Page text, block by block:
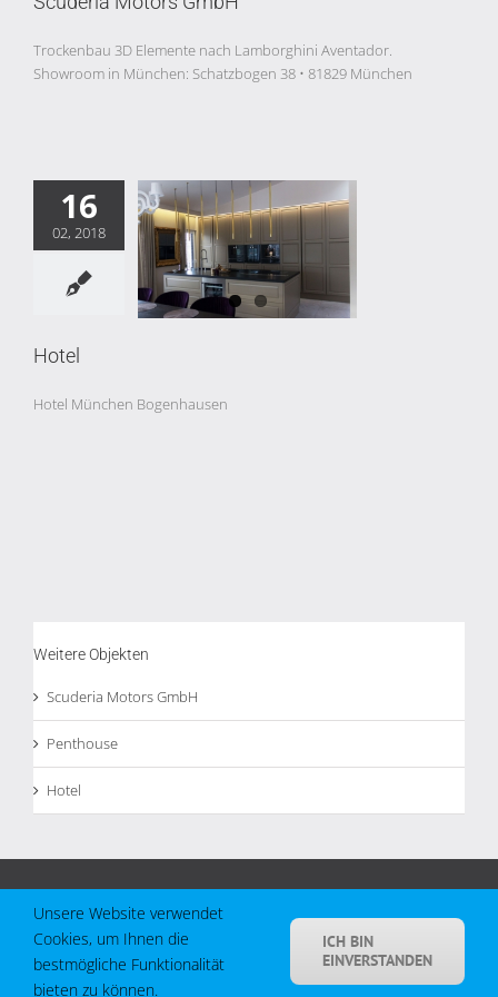
Trockenbau 3D Elemente nach Lamborghini Aventador.
Showroom in München: Schatzbogen 38 • 81829 München
16
02, 2018
Hotel
Hotel München Bogenhausen
Weitere Objekten
Scuderia Motors GmbH
Penthouse
Hotel
© KARAT INNENAUSBAU -2026 | All Rights Reserved |
Instagram
Unsere Website verwendet
Cookies, um Ihnen die
bestmögliche Funktionalität
bieten zu können.
ICH BIN
EINVERSTANDEN